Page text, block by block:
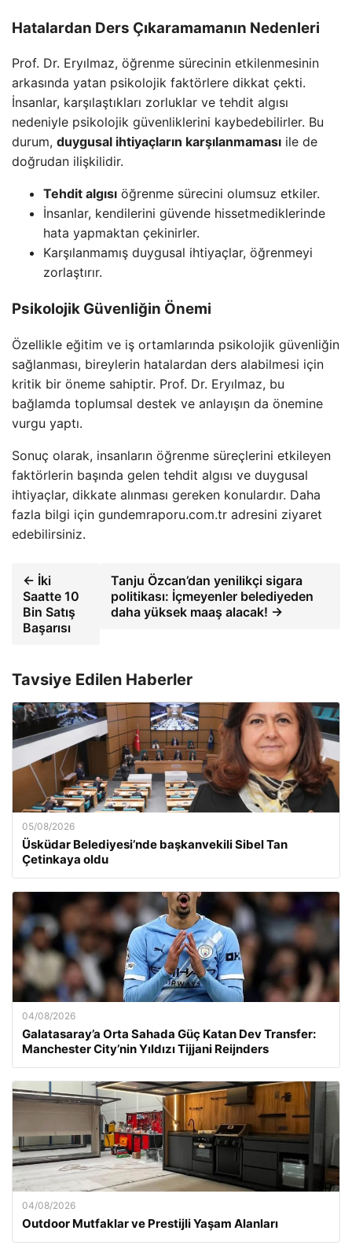
Hatalardan Ders Çıkaramamanın Nedenleri
Prof. Dr. Eryılmaz, öğrenme sürecinin etkilenmesinin
arkasında yatan psikolojik faktörlere dikkat çekti.
İnsanlar, karşılaştıkları zorluklar ve tehdit algısı
nedeniyle psikolojik güvenliklerini kaybedebilirler. Bu
durum, duygusal ihtiyaçların karşılanmaması ile de
doğrudan ilişkilidir.
Tehdit algısı öğrenme sürecini olumsuz etkiler.
İnsanlar, kendilerini güvende hissetmediklerinde
hata yapmaktan çekinirler.
Karşılanmamış duygusal ihtiyaçlar, öğrenmeyi
zorlaştırır.
Psikolojik Güvenliğin Önemi
Özellikle eğitim ve iş ortamlarında psikolojik güvenliğin
sağlanması, bireylerin hatalardan ders alabilmesi için
kritik bir öneme sahiptir. Prof. Dr. Eryılmaz, bu
bağlamda toplumsal destek ve anlayışın da önemine
vurgu yaptı.
Sonuç olarak, insanların öğrenme süreçlerini etkileyen
faktörlerin başında gelen tehdit algısı ve duygusal
ihtiyaçlar, dikkate alınması gereken konulardır. Daha
fazla bilgi için gundemraporu.com.tr adresini ziyaret
edebilirsiniz.
← İki
Saatte 10
Bin Satış
Başarısı
Tanju Özcan’dan yenilikçi sigara
politikası: İçmeyenler belediyeden
daha yüksek maaş alacak! →
Tavsiye Edilen Haberler
05/08/2026
Üsküdar Belediyesi’nde başkanvekili Sibel Tan
Çetinkaya oldu
04/08/2026
Galatasaray’a Orta Sahada Güç Katan Dev Transfer:
Manchester City’nin Yıldızı Tijjani Reijnders
04/08/2026
Outdoor Mutfaklar ve Prestijli Yaşam Alanları